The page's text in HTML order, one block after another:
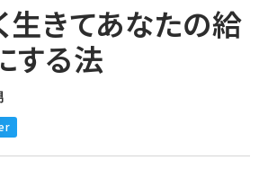
生きてあなたの給
する法